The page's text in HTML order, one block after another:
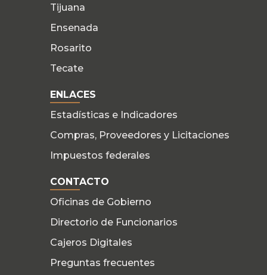
Tijuana
Ensenada
Rosarito
Tecate
ENLACES
Estadísticas e Indicadores
Compras, Proveedores y Licitaciones
Impuestos federales
CONTACTO
Oficinas de Gobierno
Directorio de Funcionarios
Cajeros Digitales
Preguntas frecuentes